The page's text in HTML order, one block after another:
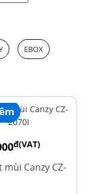
EBOX
đ(VAT)
mùi Canzy CZ-